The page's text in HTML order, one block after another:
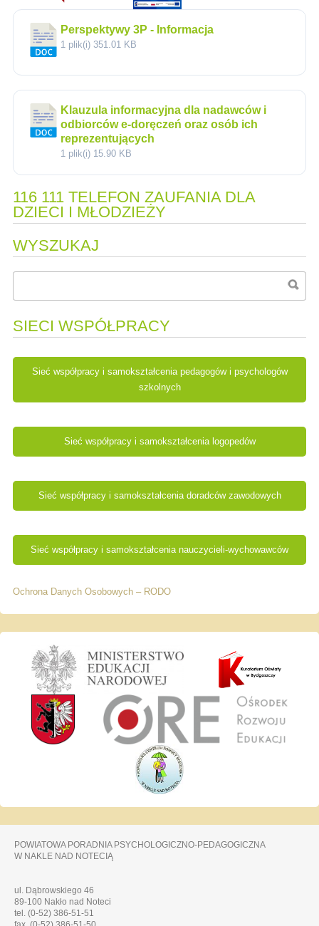
Perspektywy 3P - Informacja
1 plik(i) 351.01 KB
Klauzula informacyjna dla nadawców i
odbiorców e-doręczeń oraz osób ich
reprezentujących
1 plik(i) 15.90 KB
116 111 TELEFON ZAUFANIA DLA
DZIECI I MŁODZIEŻY
WYSZUKAJ
SIECI WSPÓŁPRACY
Sieć współpracy i samokształcenia pedagogów i psychologów
szkolnych
Sieć współpracy i samokształcenia logopedów
Sieć współpracy i samokształcenia doradców zawodowych
Sieć współpracy i samokształcenia nauczycieli-wychowawców
Ochrona Danych Osobowych – RODO
POWIATOWA PORADNIA PSYCHOLOGICZNO-PEDAGOGICZNA
W NAKLE NAD NOTECIĄ
ul. Dąbrowskiego 46
89-100 Nakło nad Noteci
tel. (0-52) 386-51-51